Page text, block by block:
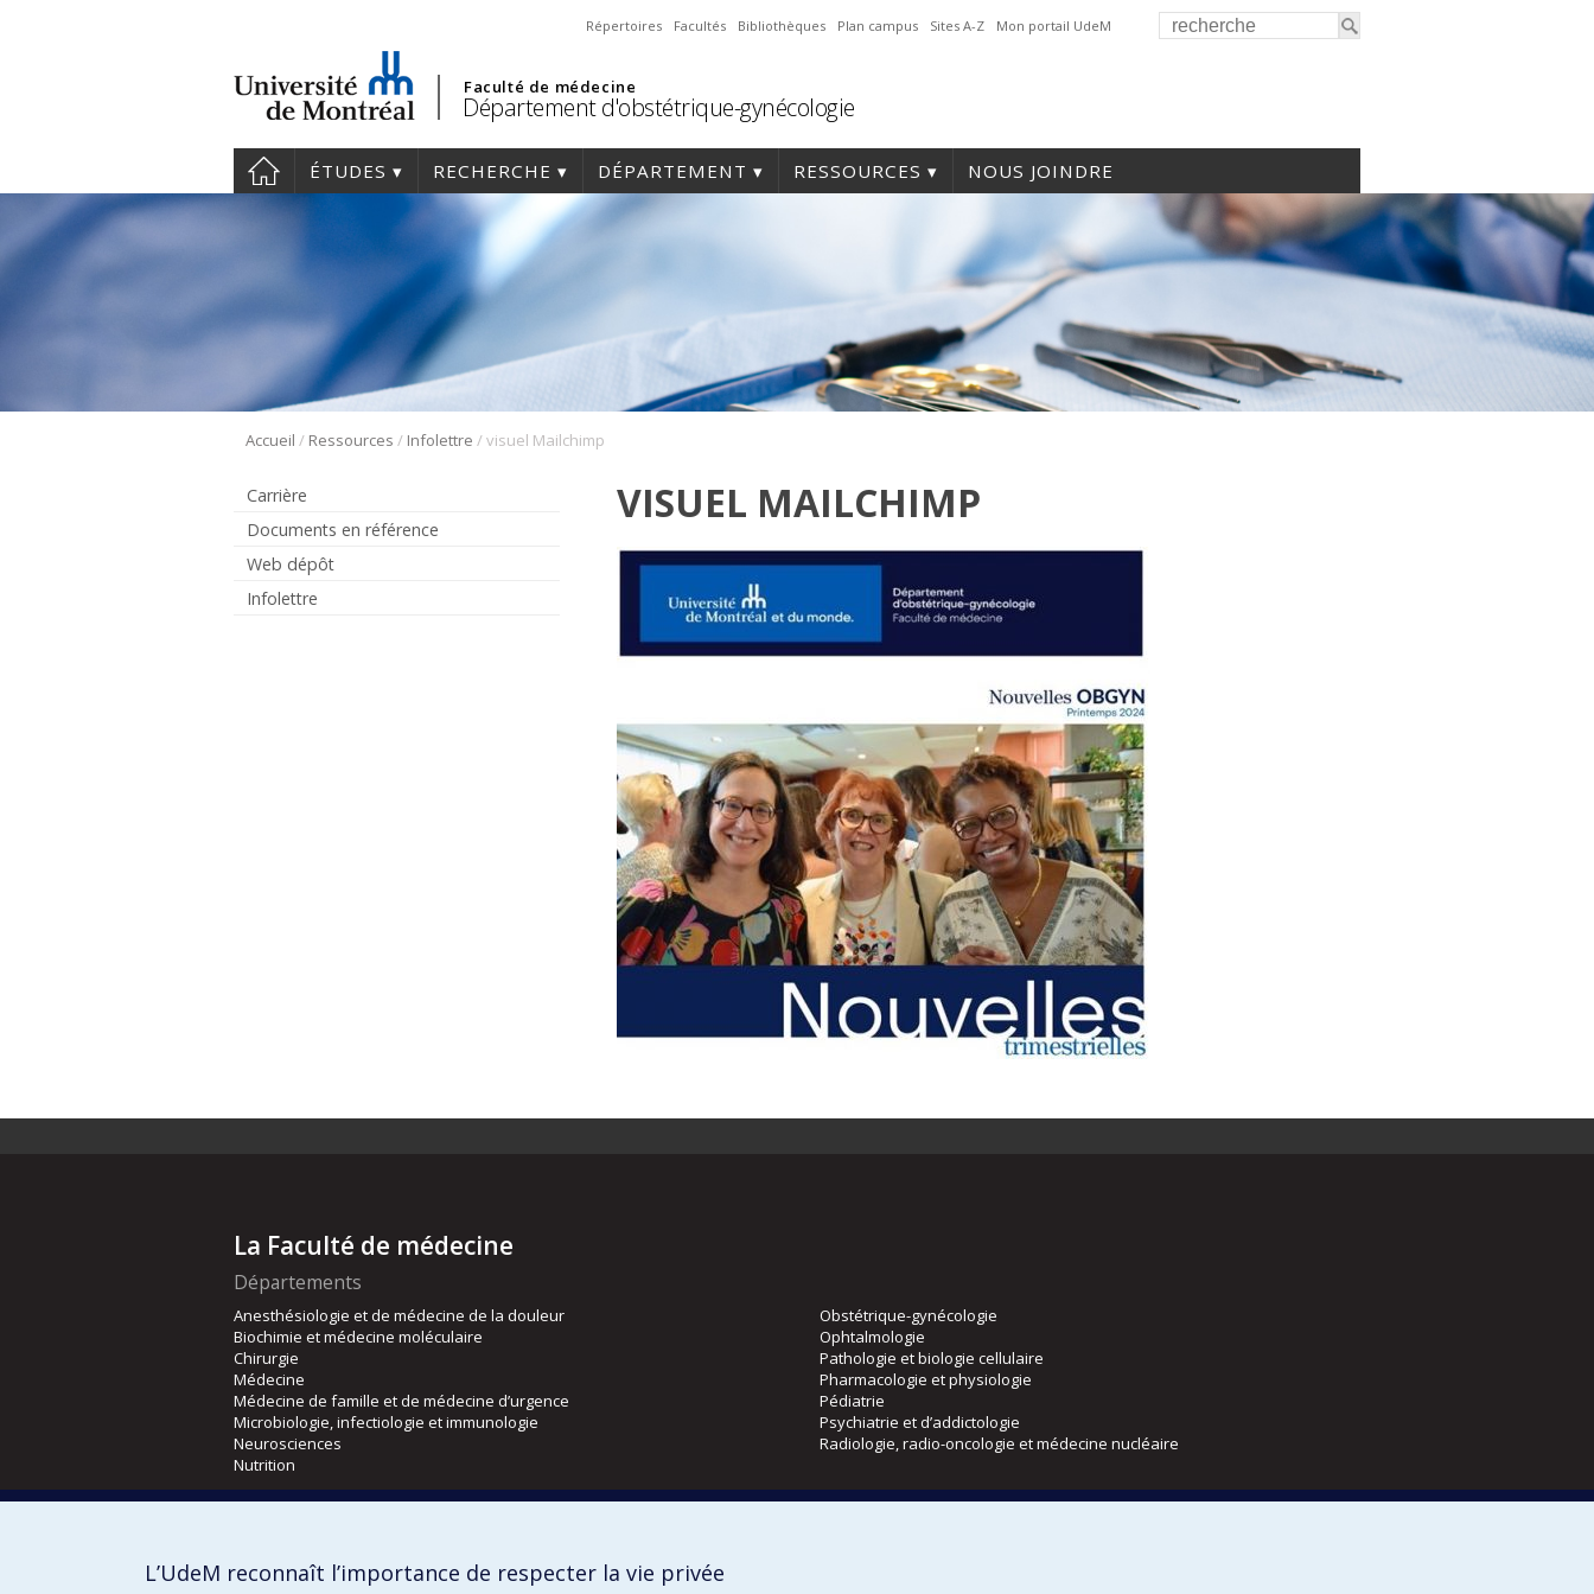
Répertoires Facultés Bibliothèques Plan campus Sites A-Z Mon portail UdeM
Faculté de médecine
Département d'obstétrique-gynécologie
ÉTUDES RECHERCHE DÉPARTEMENT RESSOURCES NOUS JOINDRE
Accueil / Ressources / Infolettre /visuel Mailchimp
Carrière
Documents en référence
Web dépôt
Infolettre
VISUEL MAILCHIMP
La Faculté de médecine
Départements
Anesthésiologie et de médecine de la douleur
Biochimie et médecine moléculaire
Chirurgie
Médecine
Médecine de famille et de médecine d’urgence
Microbiologie, infectiologie et immunologie
Neurosciences
Nutrition
Obstétrique-gynécologie
Ophtalmologie
Pathologie et biologie cellulaire
Pharmacologie et physiologie
Pédiatrie
Psychiatrie et d’addictologie
Radiologie, radio-oncologie et médecine nucléaire
Orthophonie et audiologie
L’UdeM reconnaît l’importance de respecter la vie privée